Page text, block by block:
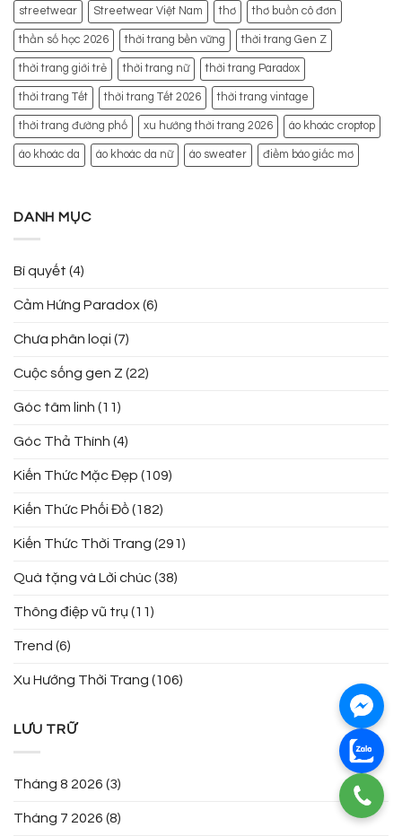
streetwear Streetwear Việt Nam thơ thơ buồn cô đơn
thần số học 2026 thời trang bền vững thời trang Gen Z
thời trang giới trẻ thời trang nữ thời trang Paradox
thời trang Tết thời trang Tết 2026 thời trang vintage
thời trang đường phố xu hướng thời trang 2026 áo khoác croptop
áo khoác da áo khoác da nữ áo sweater điềm báo giấc mơ
DANH MỤC
Bí quyết (4)
Cảm Hứng Paradox(6)
Chưa phân loại (7)
Cuộc sống gen Z (22)
Góc tâm linh (11)
Góc Thả Thính (4)
Kiến Thức Mặc Đẹp (109)
Kiến Thức Phối Đồ(182)
Kiến Thức Thời Trang (291)
Quà tặng và Lời chúc(38)
Thông điệp vũ trụ (11)
Trend (6)
Xu Hướng Thời Trang (106)
LƯU TRỮ
Tháng 8 2026 (3)
Tháng 7 2026 (8)